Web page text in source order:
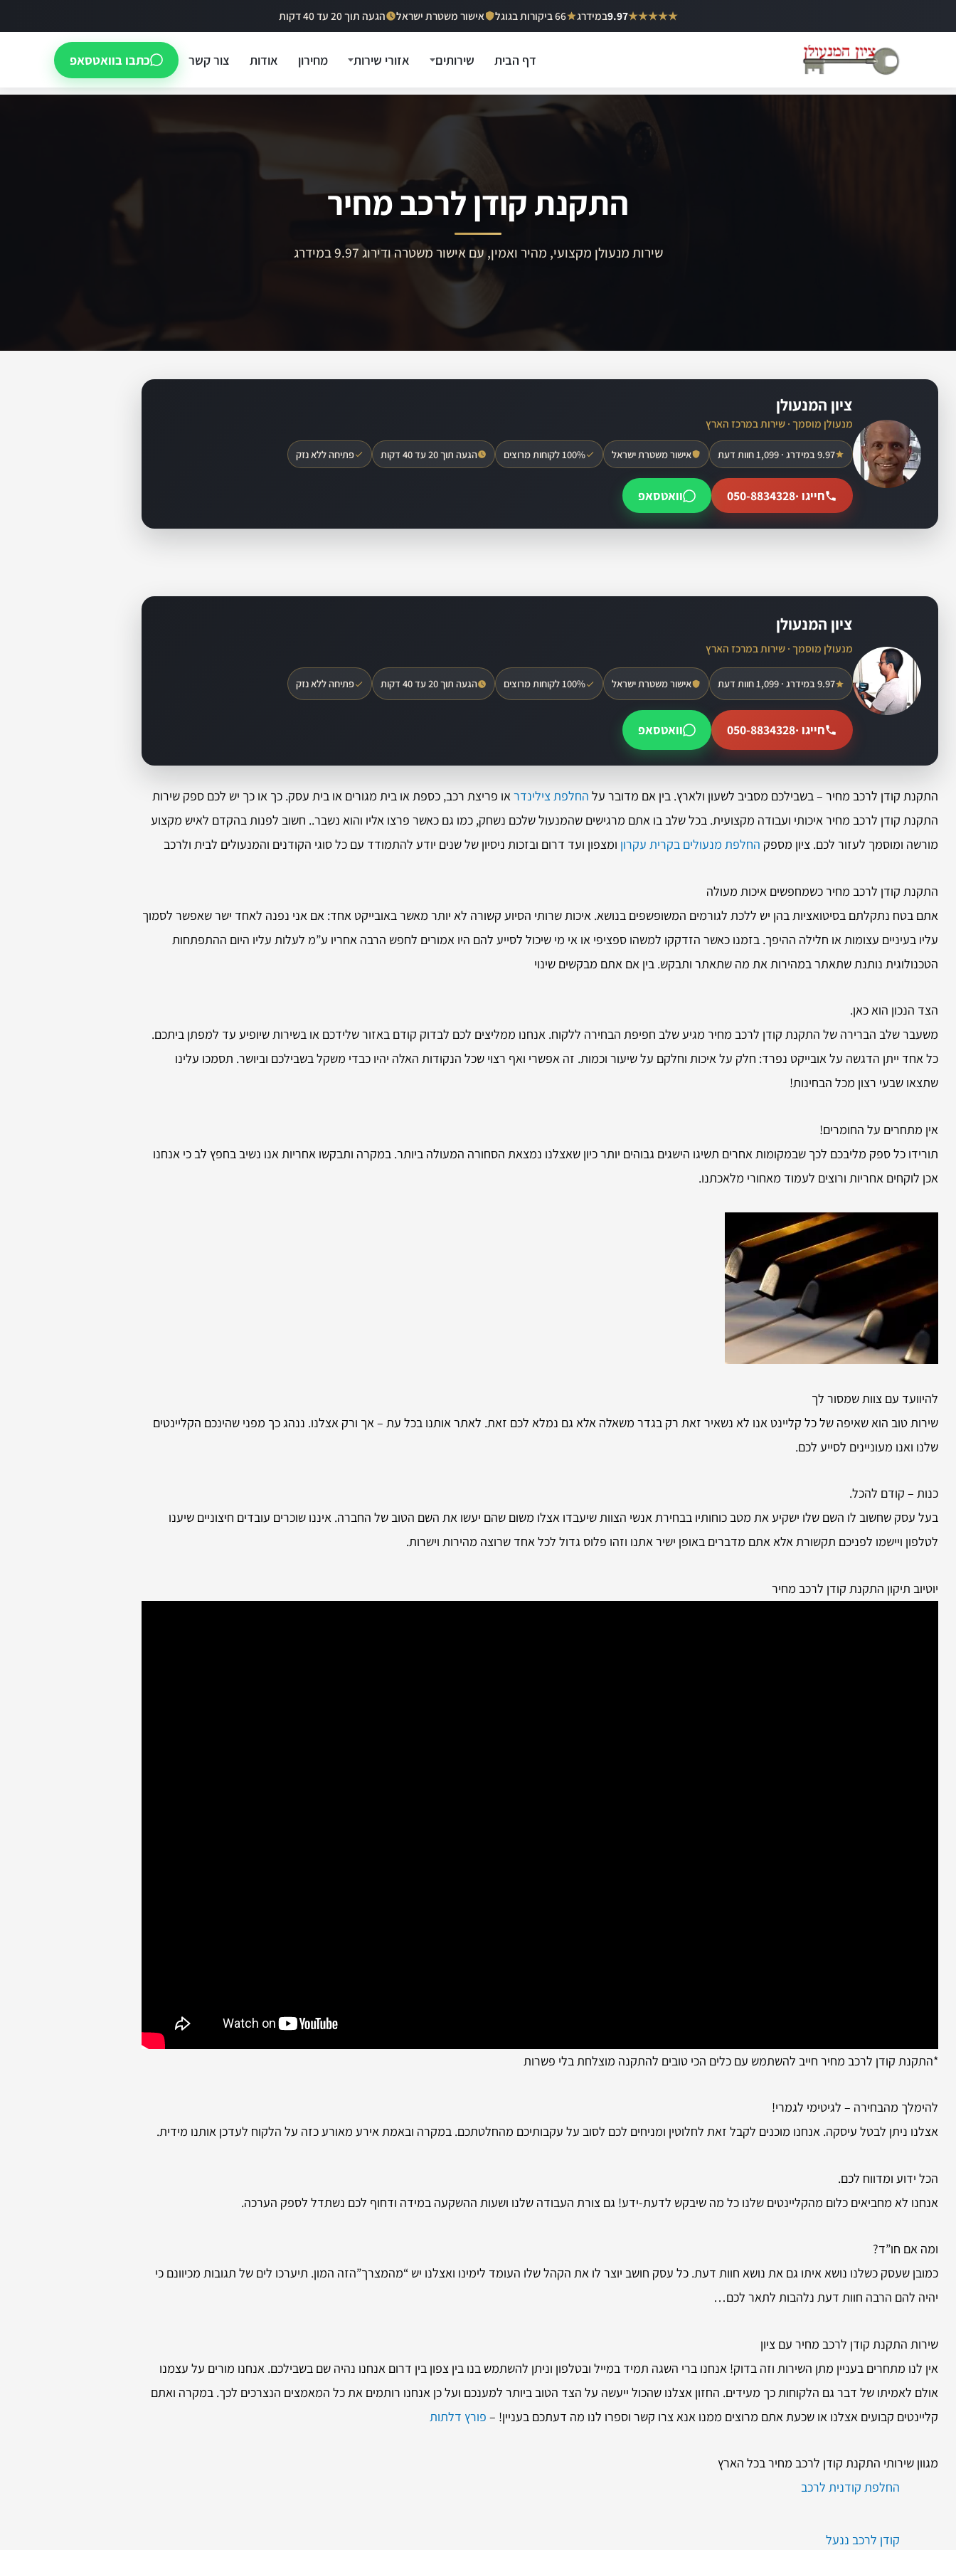
לתוכן
★★★★★
9.97במידרג 66 ביקורות בגוגל אישור משטרת ישראל הגעה תוך 20 עד 40 דקות
דף הבית שירותים אזורי שירות מחירון אודות צור קשר כתבו בוואטסאפ
התקנת קודן לרכב מחיר
שירות מנעולן מקצועי, מהיר ואמין, עם אישור משטרה ודירוג 9.97 במידרג
ציון המנעולן
מנעולן מוסמך · שירות במרכז הארץ
9.97 במידרג · 1,099 חוות דעת אישור משטרת ישראל 100% לקוחות מרוצים הגעה תוך 20 עד 40 דקות פתיחה ללא נזק
חייגו ·050-8834328 וואטסאפ
ציון המנעולן
מנעולן מוסמך · שירות במרכז הארץ
9.97 במידרג · 1,099 חוות דעת אישור משטרת ישראל 100% לקוחות מרוצים הגעה תוך 20 עד 40 דקות פתיחה ללא נזק
חייגו ·050-8834328 וואטסאפ
התקנת קודן לרכב מחיר – בשבילכם מסביב לשעון ולארץ. בין אם מדובר על החלפת צילינדראו פריצת רכב, כספת או בית מגורים או בית עסק. כך או כך יש לכם ספק שירות
התקנת קודן לרכב מחיר איכותי ועבודה מקצועית. בכל שלב בו אתם מרגישים שהמנעול שלכם נשחק, כמו גם כאשר פרצו אליו והוא נשבר.. חשוב לפנות בהקדם לאיש מקצוע
מורשה ומוסמך לעזור לכם. ציון מספק החלפת מנעולים בקרית עקרון ומצפון ועד דרום ובזכות ניסיון של שנים יודע להתמודד עם כל סוגי הקודנים והמנעולים לבית ולרכב
התקנת קודן לרכב מחיר כשמחפשים איכות מעולה
אתם בטח נתקלתם בסיטואציות בהן יש ללכת לגורמים המשופשפים בנושא. איכות שרותי הסיוע קשורה לא יותר מאשר באובייקט אחד: אם אני נפנה לאחד ישר שאפשר לסמוך
עליו בעיניים עצומות או חלילה ההיפך. בזמנו כאשר הזדקקו למשהו ספציפי או אי מי שיכול לסייע להם היו אמורים לחפש הרבה אחריו ע”מ לעלות עליו היום ההתפתחות
הטכנולוגית נותנת שתאתר במהירות את מה שתאתר ותבקש. בין אם אתם מבקשים שינוי
הצד הנכון הוא כאן.
משעבר שלב הברירה של התקנת קודן לרכב מחיר מגיע שלב חפיפת הבחירה ללקוח. אנחנו ממליצים לכם לבדוק קודם באזור שלידכם או בשירות שיופיע עד למפתן ביתכם.
כל אחד ייתן הדגשה על אובייקט נפרד: חלק על איכות וחלקם על שיעור וכמות. זה אפשרי ואף רצוי שכל הנקודות האלה יהיו כבדי משקל בשבילכם וביושר. תסמכו עלינו
שתצאו שבעי רצון מכל הבחינות!
אין מתחרים על החומרים!
תורידו כל ספק מליבכם לכך שבמקומות אחרים תשיגו הישגים גבוהים יותר כיון שאצלנו נמצאת הסחורה המעולה ביותר. במקרה ותבקשו אחריות אנו נשיב בחפץ לב כי אנחנו
אכן לוקחים אחריות ורוצים לעמוד מאחורי מלאכתנו.
להיוועד עם צוות שמסור לך
שירות טוב הוא שאיפה של כל קליינט אנו לא נשאיר זאת רק בגדר משאלה אלא גם נמלא לכם זאת. לאתר אותנו בכל עת – אך ורק אצלנו. ננהג כך מפני שהינכם הקליינטים
שלנו ואנו מעוניינים לסייע לכם.
כנות – קודם להכל.
בעל עסק שחשוב לו השם שלו ישקיע את מטב כוחותיו בבחירת אנשי הצוות שיעבדו אצלו משום שהם יעשו את השם הטוב של החברה. איננו שוכרים עובדים חיצוניים שיענו
לטלפון ויישמו לפניכם תקשורת אלא אתם מדברים באופן ישיר אתנו וזהו פלוס גדול לכל אחד שרוצה מהירות וישרות.
יוטיוב תיקון התקנת קודן לרכב מחיר
*התקנת קודן לרכב מחיר חייב להשתמש עם כלים הכי טובים להתקנה מוצלחת בלי פשרות
להימלך מהבחירה – לגיטימי לגמרי!
אצלנו ניתן לבטל עיסקה. אנחנו מוכנים לקבל זאת לחלוטין ומניחים לכם לסוב על עקבותיכם מהחלטתכם. במקרה ובאמת אירע מאורע כזה על הלקוח לעדכן אותנו מידית.
הכל ידוע ומדווח לכם.
אנחנו לא מחביאים כלום מהקליינטים שלנו כל מה שיבקש לדעת-ידע! גם צורת העבודה שלנו ושעות ההשקעה במידה ודחוף לכם נשתדל לספק הערכה.
ומה אם חו”ד?
כמובן שעסק כשלנו נושא איתו גם את נושא חוות דעת. כל עסק חושב יוצר לו את הקהל שלו העומד לימינו ואצלנו יש “מהמצרך”הזה המון. תיערכו לים של תגובות מכיוונם כי
יהיה להם הרבה חוות דעת נלהבות לתאר לכם…
שירות התקנת קודן לרכב מחיר עם ציון
אין לנו מתחרים בעניין מתן השירות וזה בדוק! אנחנו ברי השגה תמיד במייל ובטלפון וניתן להשתמש בנו בין צפון בין דרום אנחנו נהיה שם בשבילכם. אנחנו מורים על עצמנו
אולם לאמיתו של דבר גם הלקוחות כך מעידים. החזון אצלנו שהכול ייעשה על הצד הטוב ביותר למענכם ועל כן אנחנו רותמים את כל המאמצים הנצרכים לכך. במקרה ואתם
קליינטים קבועים אצלנו או שכעת אתם מרוצים ממנו אנא צרו קשר וספרו לנו מה דעתכם בעניין! – פורץ דלתות
מגוון שירותי התקנת קודן לרכב מחיר בכל הארץ
החלפת קודנית לרכב
קודן לרכב ננעל